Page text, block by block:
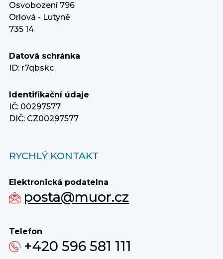
Osvobození 796
Orlová - Lutyně
735 14
Datová schránka
ID: r7qbskc
Identifikační údaje
IČ: 00297577
DIČ: CZ00297577
RYCHLÝ KONTAKT
Elektronická podatelna
posta@muor.cz
Telefon
+420 596 581 111